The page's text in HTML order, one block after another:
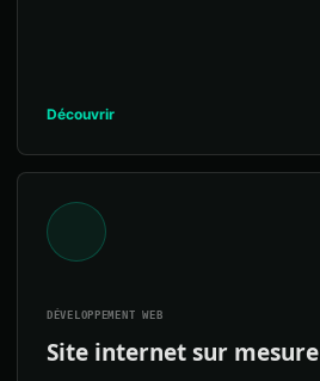
Découvrir
DÉVELOPPEMENT WEB
Site internet sur mesure